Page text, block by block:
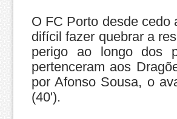
O FC Porto desde cedo
difícil fazer quebrar a
perigo ao longo dos
pertenceram aos
por Afonso Sousa, o
(40').